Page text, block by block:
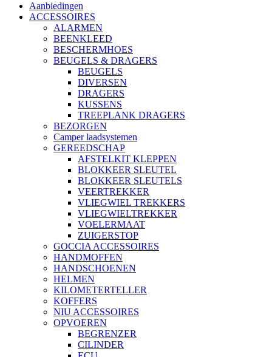
Aanbiedingen
ACCESSOIRES
ALARMEN
BEENKLEED
BESCHERMHOES
BEUGELS & DRAGERS
BEUGELS
DIVERSEN
DRAGERS
KUSSENS
TREEPLANK DRAGERS
BEZORGEN
Camper laadsystemen
GEREEDSCHAP
AFSTELKIT KLEPPEN
BLOKKEER SLEUTEL
BLOKKEER SLEUTELS
VEERTREKKER
VLIEGWIEL TREKKERS
VLIEGWIELTREKKER
VOELERMAAT
ZUIGERSTOP
GOCCIA ACCESSOIRES
HANDMOFFEN
HANDSCHOENEN
HELMEN
KILOMETERTELLER
KOFFERS
NIU ACCESSOIRES
OPVOEREN
BEGRENZER
CILINDER